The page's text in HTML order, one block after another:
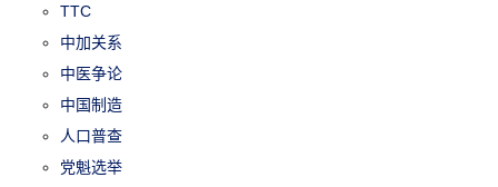
TTC
中加关系
中医争论
中国制造
人口普查
党魁选举